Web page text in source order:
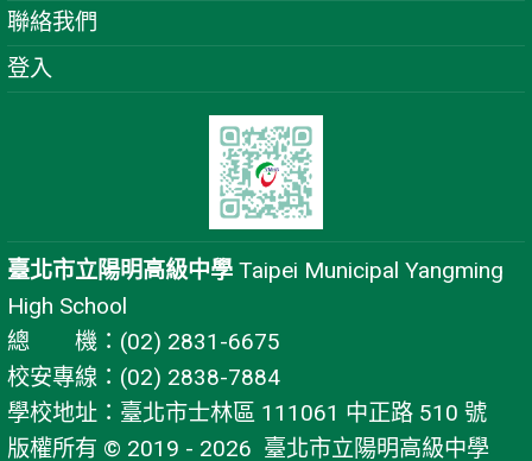
聯絡我們
登入
臺北市立陽明高級中學 Taipei Municipal Yangming
High School
總 機：(02) 2831-6675
校安專線：(02) 2838-7884
學校地址：臺北市士林區 111061 中正路 510 號
版權所有 © 2019 - 2026 臺北市立陽明高級中學